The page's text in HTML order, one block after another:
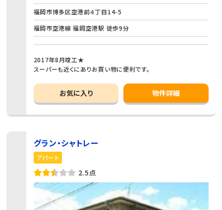
福岡市博多区空港前４丁目14-5
福岡市空港線 福岡空港駅 徒歩9分
2017年8月竣工★
スーパーも近くにありお買い物に便利です。
お気に入り 物件詳細
グラン・シャトレー
アパート
2.5点